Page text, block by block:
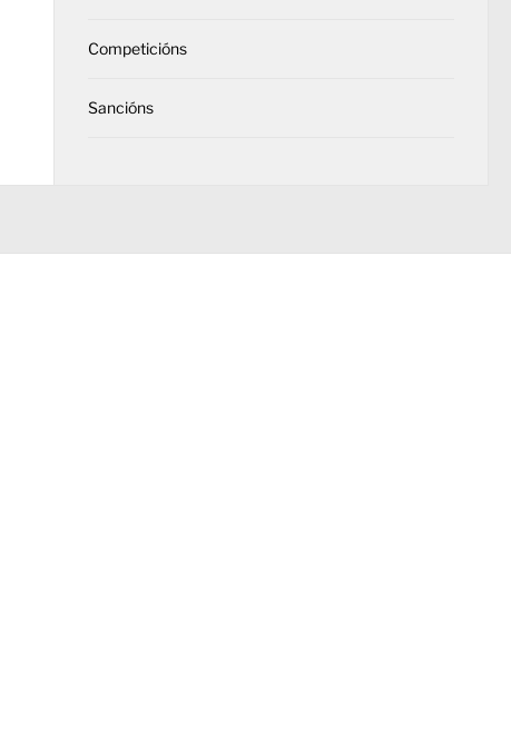
Competicións
Sancións